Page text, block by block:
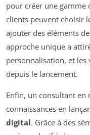
pour créer une gamme
clients peuvent choisir
ajouter des éléments
approche unique a
personnalisation, et les
depuis le lancement.
Enfin, un consultant en
connaissances en
digital. Grâce à des